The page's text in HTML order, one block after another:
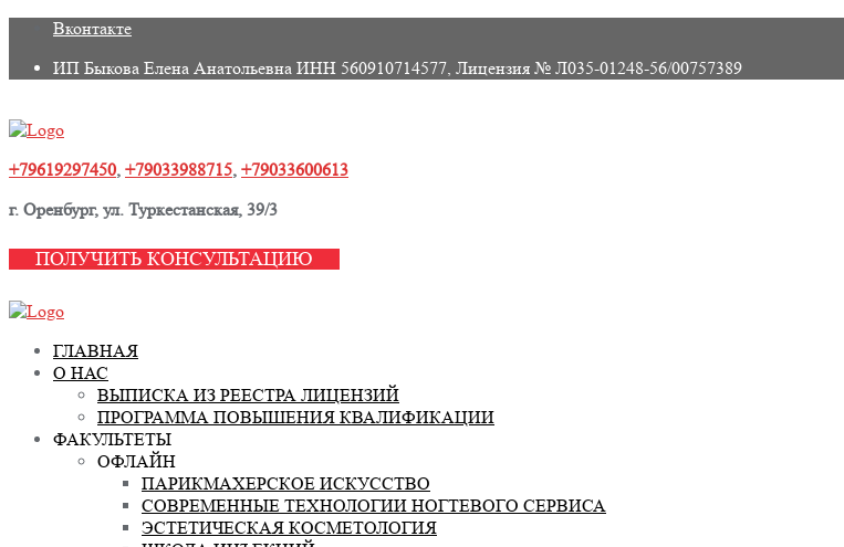
content
Вконтакте
ИП Быкова Елена Анатольевна ИНН 560910714577, Лицензия № Л035-01248-56/00757389
+79619297450, +79033988715, +79033600613
г. Оренбург, ул. Туркестанская, 39/3
ПОЛУЧИТЬ КОНСУЛЬТАЦИЮ
ГЛАВНАЯ
О НАС
ВЫПИСКА ИЗ РЕЕСТРА ЛИЦЕНЗИЙ
ПРОГРАММА ПОВЫШЕНИЯ КВАЛИФИКАЦИИ
ФАКУЛЬТЕТЫ
ОФЛАЙН
ПАРИКМАХЕРСКОЕ ИСКУССТВО
СОВРЕМЕННЫЕ ТЕХНОЛОГИИ НОГТЕВОГО СЕРВИСА
ЭСТЕТИЧЕСКАЯ КОСМЕТОЛОГИЯ